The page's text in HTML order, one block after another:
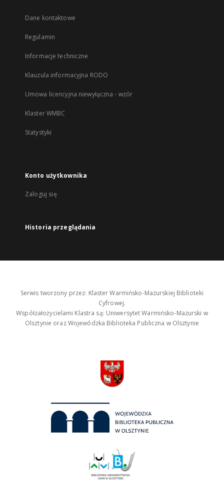
Dane kontaktowe
Regulamin
Informacje techniczne
Klauzula informacyjna RODO
Umowa licencyjna niewyłączna - wzór
Klaster WMBC
Statystyki
Konto użytkownika
Zaloguj się
Historia przeglądania
Serwis tworzony przez: Klaster Warmińsko-Mazurskiej Biblioteki
Cyfrowej.
Współzałożycielami Klastra są: Uniwersytet Warmińsko-Mazurski w
Olsztynie oraz Wojewódzka Biblioteka Publiczna w Olsztynie